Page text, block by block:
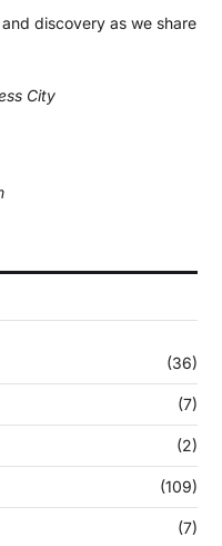
discovery as we share
City
(36)
(7)
(2)
(109)
(7)